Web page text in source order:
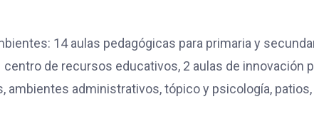
14 aulas pedagógicas para primaria y
de recursos educativos, 2 aulas de innovación
ambientes administrativos, tópico y psicología,